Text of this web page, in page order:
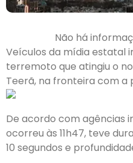
Não há
Veículos da mídia estatal
terremoto que atingiu o
Teerã, na fronteira com a
De acordo com agências
ocorreu às 11h47, teve
10 segundos e